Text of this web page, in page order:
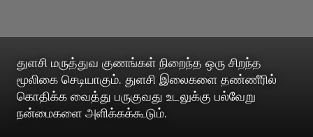
துளசி மருத்துவ குணங்கள் நிறைந்த ஒரு சிறந்த
மூலிகை செடியாகும். துளசி இலைகளை தண்ணீரில்
கொதிக்க வைத்து பருகுவது உடலுக்கு பல்வேறு
நன்மைகளை அளிக்கக்கூடும்.